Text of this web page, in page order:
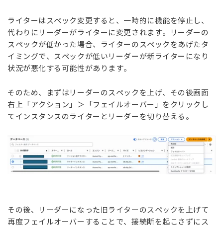
ライターはスペック変更すると、一時的に機能を停止し、
代わりにリーダーがライターに変更されます。リーダーの
スペックが低かった場合、ライターのスペックをあげたタ
イミングで、スペックが低いリーダーが新ライターになり
状況が悪化する可能性があります。
そのため、まずはリーダーのスペックを上げ、その後画面
右上「アクション」＞「フェイルオーバー」をクリックし
てインスタンスのライターとリーダーを切り替える。
その後、リーダーになった旧ライターのスペックを上げて
再度フェイルオーバーすることで、接続断を起こさずにス